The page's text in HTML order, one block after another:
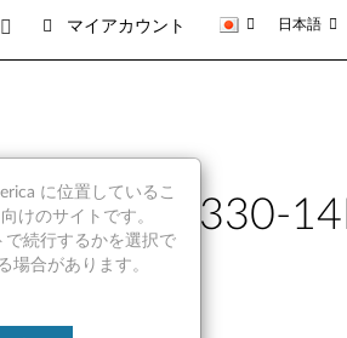
マイアカウント 日本語
ideapad 330-
に位置しているこ
けのサイトです。
で続行するかを選択で
場合があります。